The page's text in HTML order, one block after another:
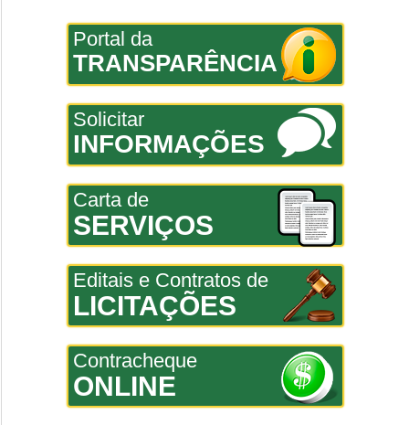
Portal da
TRANSPARÊNCIA
Solicitar
INFORMAÇÕES
Carta de
SERVIÇOS
Editais e Contratos de
LICITAÇÕES
Contracheque
ONLINE